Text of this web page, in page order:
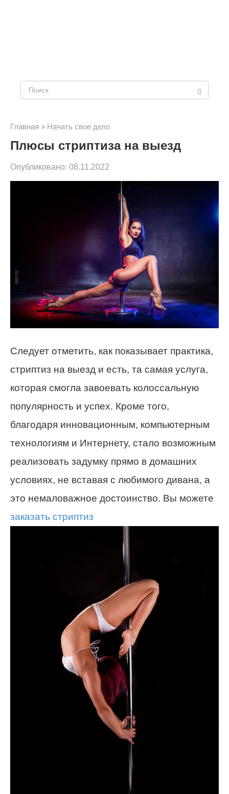
Главная » Начать свое дело
Плюсы стриптиза на выезд
Опубликовано: 08.11.2022
Следует отметить, как показывает практика,
стриптиз на выезд и есть, та самая услуга,
которая смогла завоевать колоссальную
популярность и успех. Кроме того,
благодаря инновационным, компьютерным
технологиям и Интернету, стало возможным
реализовать задумку прямо в домашних
условиях, не вставая с любимого дивана, а
это немаловажное достоинство. Вы можете
заказать стриптиз